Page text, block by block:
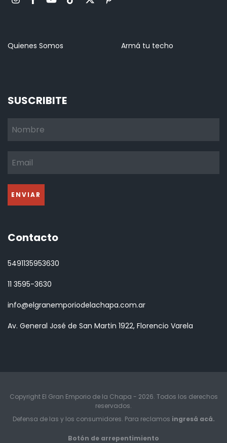
Quienes Somos Armá tu techo
SUSCRIBITE
Contacto
5491135953630
11 3595-3630
info@elgranemporiodelachapa.com.ar
Av. General José de San Martin 1922, Florencio Varela
Copyright El Gran Emporio de la Chapa - 2026. Todos los derechos
reservados.
Defensa de las y los consumidores. Para reclamos ingresá acá.
Botón de arrepentimiento